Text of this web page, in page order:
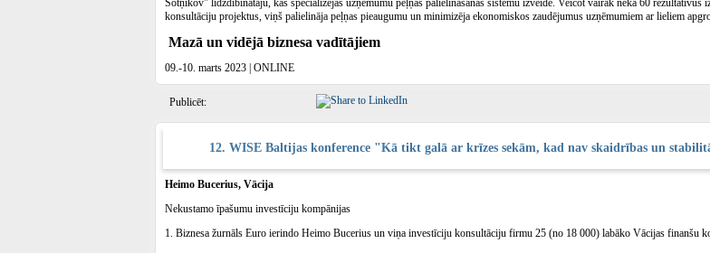
Sotņikov" līdzdibinātāju, kas specializējas uzņēmumu peļņas palielināšanas sistēmu izveidē. Veicot vairāk nekā 60 rezultatīvus
konsultāciju projektus, viņš palielināja peļņas pieaugumu un minimizēja ekonomiskos zaudējumus uzņēmumiem ar lieliem
Mazā un vidējā biznesa vadītājiem
09.-10. marts 2023 | ONLINE
Publicēt:
12. WISE Baltijas konference "Kā tikt galā ar krīzes sekām, kad nav skaidrības un
Heimo Bucerius, Vācija
Nekustamo īpašumu investīciju kompānijas
1. Biznesa žurnāls Euro ierindo Heimo Bucerius un viņa investīciju konsultāciju firmu 25 (no 18 000) labāko Vācijas finanšu